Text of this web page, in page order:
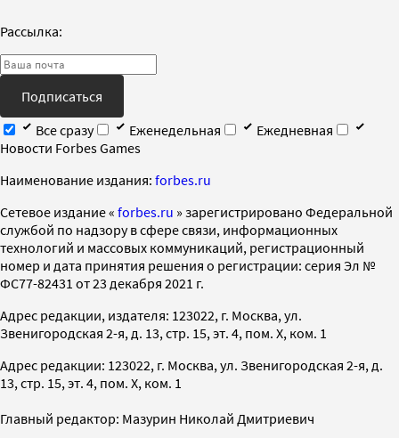
Рассылка:
Подписаться
Все сразу
Еженедельная
Ежедневная
Новости Forbes Games
Наименование издания: forbes.ru
Cетевое издание « forbes.ru » зарегистрировано Федеральной
службой по надзору в сфере связи, информационных
технологий и массовых коммуникаций, регистрационный
номер и дата принятия решения о регистрации: серия Эл №
ФС77-82431 от 23 декабря 2021 г.
Адрес редакции, издателя: 123022, г. Москва, ул.
Звенигородская 2-я, д. 13, стр. 15, эт. 4, пом. X, ком. 1
Адрес редакции: 123022, г. Москва, ул. Звенигородская 2-я, д.
13, стр. 15, эт. 4, пом. X, ком. 1
Главный редактор: Мазурин Николай Дмитриевич